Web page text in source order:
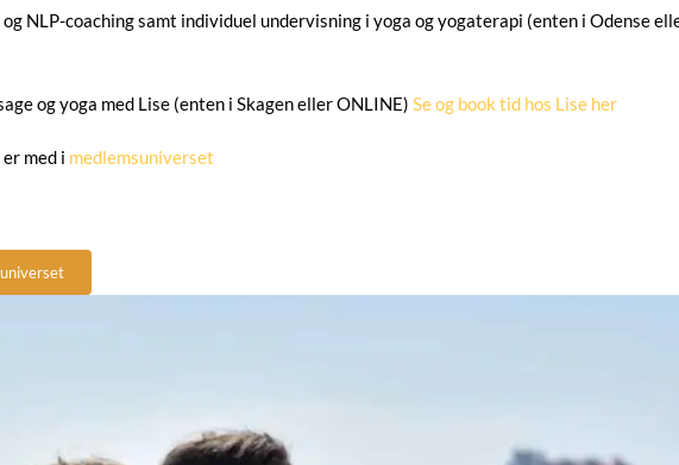
NLP-coaching samt individuel undervisning i yoga og yogaterapi (enten i Odense
og yoga med Lise (enten i Skagen eller ONLINE) Se og book tid hos Lise her
med i medlemsuniverset